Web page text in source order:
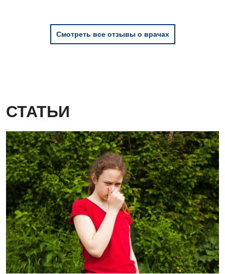
Смотреть все отзывы о врачах
СТАТЬИ